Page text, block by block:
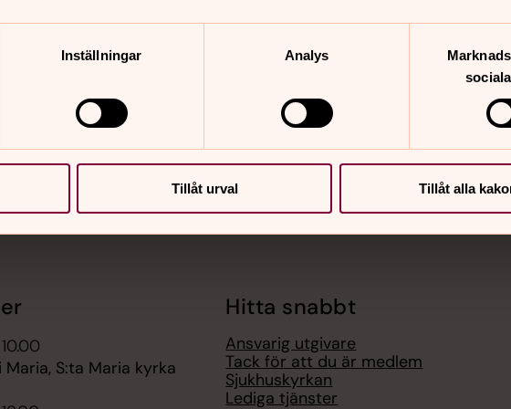
Inställningar Analys
Tillåt urval Tillåt alla
Maria, S:ta Maria kyrka
Hitta snabbt
Ansvarig utgivare
Tack för att du är medlem
Sjukhuskyrkan
Lediga tjänster